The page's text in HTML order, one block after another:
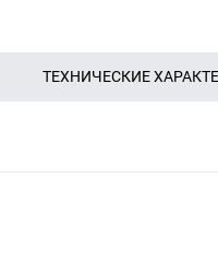
ТЕХНИЧЕСКИЕ